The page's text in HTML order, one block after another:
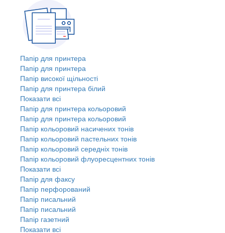
Папір для принтера
Папір для принтера
Папір високої щільності
Папір для принтера білий
Показати всі
Папір для принтера кольоровий
Папір для принтера кольоровий
Папір кольоровий насичених тонів
Папір кольоровий пастельних тонів
Папір кольоровий середніх тонів
Папір кольоровий флуоресцентних тонів
Показати всі
Папір для факсу
Папір перфорований
Папір писальний
Папір писальний
Папір газетний
Показати всі